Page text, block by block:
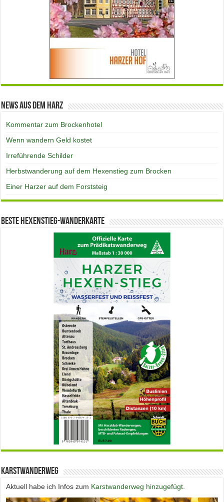
News aus dem Harz
Kommentar zum Brockenhotel
Wenn wandern Geld kostet
Irreführende Schilder
Herbstwanderung auf dem Hexenstieg zum Brocken
Einer Harzer auf dem Forststeig
Beste Hexenstieg-Wanderkarte
Karstwanderweg
Aktuell habe ich Infos zum Karstwanderweg hinzugefügt.